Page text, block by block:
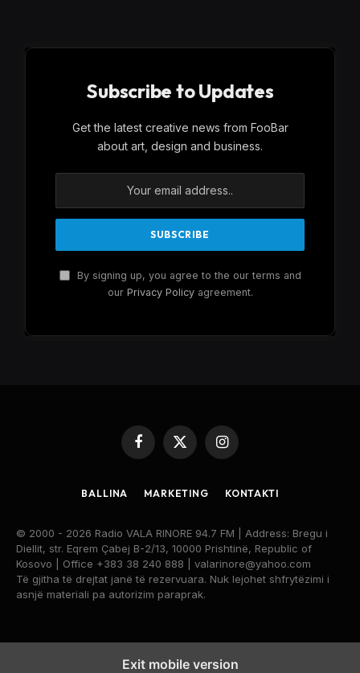
Subscribe to Updates
Get the latest creative news from FooBar
about art, design and business.
By signing up, you agree to the our terms and
our Privacy Policyagreement.
Facebook
X
(Twitter)
Instagram
BALLINA MARKETING KONTAKTI
© 2000 - 2026 Radio VALA RINORE 94.7 FM | Address: Bregu i
Diellit, str. Eqrem Çabej B-2/13, 10000 Prishtinë, Republic of
Kosovo | Office +383 38 240 888 | valarinore@yahoo.com
Të gjitha të drejtat janë të rezervuara. Nuk lejohet shfrytëzimi i
asnjë materiali pa autorizim paraprak.
Exit mobile version